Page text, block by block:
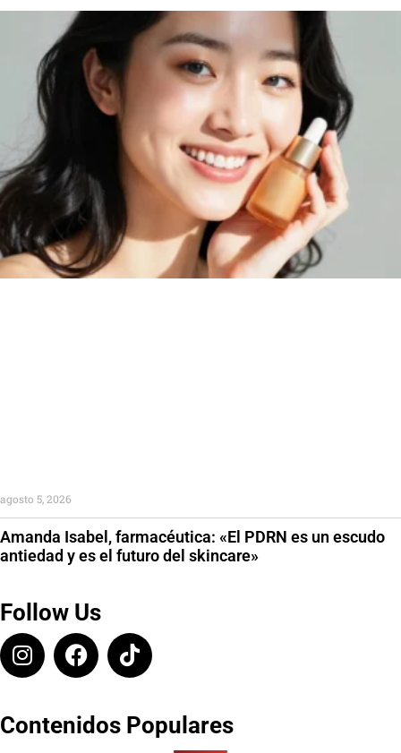
Amanda Isabel, farmacéutica: «El PDRN es un escudo
antiedad y es el futuro del skincare»
agosto 5, 2026
Follow Us
Contenidos Populares